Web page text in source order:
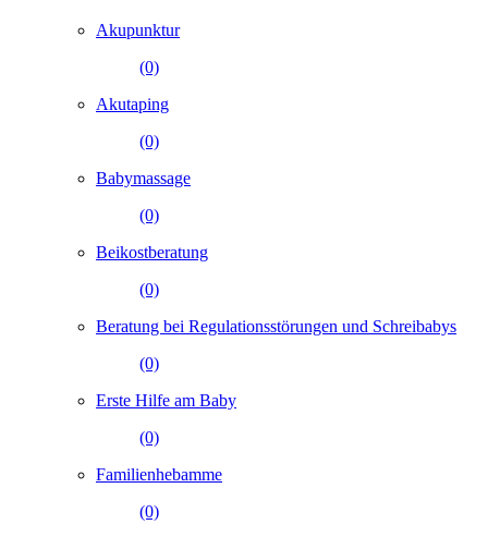
Akupunktur
(0)
Akutaping
(0)
Babymassage
(0)
Beikostberatung
(0)
Beratung bei Regulationsstörungen und Schreibabys
(0)
Erste Hilfe am Baby
(0)
Familienhebamme
(0)